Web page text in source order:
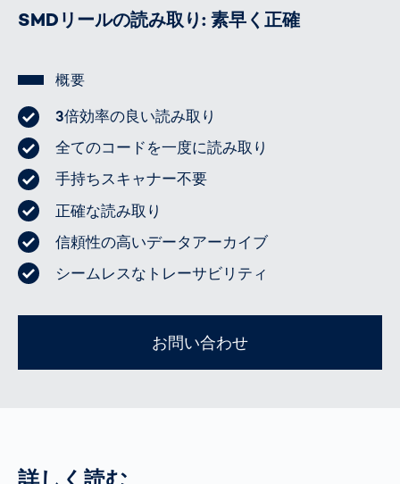
SMDリールの読み取り: 素早く正確
概要
3倍効率の良い読み取り
全てのコードを一度に読み取り
手持ちスキャナー不要
正確な読み取り
信頼性の高いデータアーカイブ
シームレスなトレーサビリティ
お問い合わせ